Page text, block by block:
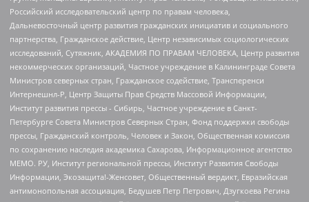
Российский исследовательский центр по правам человека,
Дальневосточный центр развития гражданских инициатив и социального
партнерства, Гражданское действие, Центр независимых социологических
исследований, Сутяжник, АКАДЕМИЯ ПО ПРАВАМ ЧЕЛОВЕКА, Центр развития
некоммерческих организаций, Частное учреждение в Калининграде Совета
Министров северных стран, Гражданское содействие, Трансперенси
Интернешнл-Р, Центр Защиты Прав Средств Массовой Информации,
Институт развития прессы - Сибирь, Частное учреждение в Санкт-
Петербурге Совета Министров Северных Стран, Фонд поддержки свободы
прессы, Гражданский контроль, Человек и Закон, Общественная комиссия
по сохранению наследия академика Сахарова, Информационное агентство
МЕМО. РУ, Институт региональной прессы, Институт Развития Свободы
Информации, Экозащита!-Женсовет, Общественный вердикт, Евразийская
антимонопольная ассоциация, Бедушев Петр Петрович, Дзугкоева Регина